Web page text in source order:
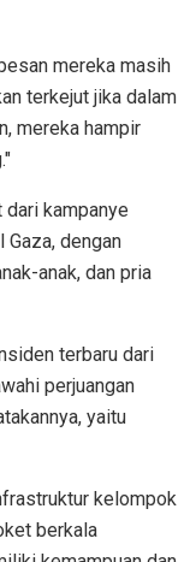
mereka masih
terkejut jika dalam
mereka hampir
dari kampanye
dengan
anak, dan pria
terbaru dari
perjuangan
yaitu
kelompok
berkala